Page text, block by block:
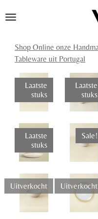
direct
hoofdinhoud
Shop Online onze
Tableware uit Portugal
Laatste
stuks
Laatste
stuks
Laatste
stuks
Sale!
Uitverkocht Uitverkocht